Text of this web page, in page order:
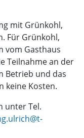
mit Grünkohl,
Für Grünkohl,
vom Gasthaus
Teilnahme an der
Betrieb und das
keine Kosten.
unter Tel.